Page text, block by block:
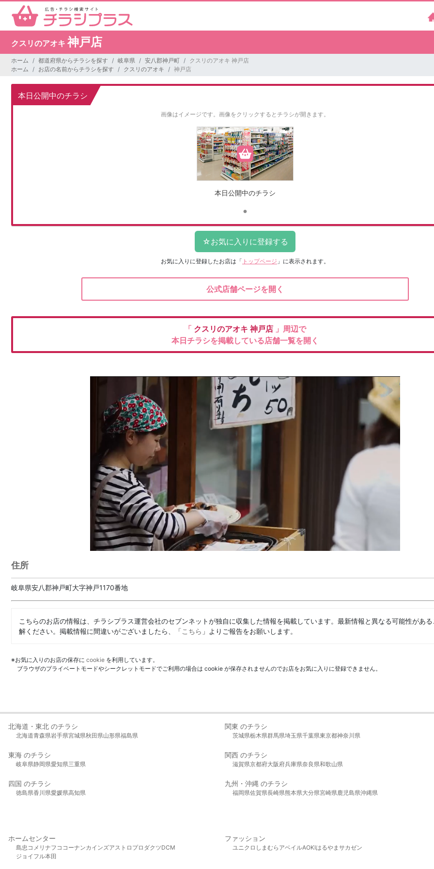
クスリのアオキ神戸店
ホーム 都道府県からチラシを探す 岐阜県 安八郡神戸町
クスリのアオキ 神戸店
ホーム
お店の名前からチラシを探す クスリのアオキ 神戸店
本日公開中のチラシ
画像はイメージです。 画像をクリックするとチラシが開きます。
本日公開中のチラシ
お気に入りに登録したお店は 「 トップページ 」に表示されます。
公式店舗ページを開く
「 クスリのアオキ 神戸店 」周辺で
本日チラシを掲載している店舗一覧を開く
住所
岐阜県安八郡神戸町大字神戸1170番地
こちらのお店の情報は、チラシプラス運営会社のセブンネットが独自に収集した情報を掲載しています。最新情報と異なる可能性があ
解ください。掲載情報に間違いがございましたら、「こちら 」よりご報告をお願いします。
※お気に入りのお店の保存に cookie を利用しています。
ブラウザのプライベートモードやシークレットモードでご利用の場合は cookie が保存されませんのでお店をお気に入りに登録できません。
北海道・東北 のチラシ
北海道青森県岩手県宮城県秋田県山形県福島県
関東 のチラシ
茨城県栃木県群馬県埼玉県千葉県東京都神奈川県
東海 のチラシ
岐阜県静岡県愛知県三重県
関西 のチラシ
滋賀県京都府大阪府兵庫県奈良県和歌山県
四国 のチラシ
徳島県香川県愛媛県高知県
九州・沖縄 のチラシ
福岡県佐賀県長崎県熊本県大分県宮崎県鹿児島県沖縄県
ホームセンター
島忠 コメリ ナフコ コーナンカインズアストロプロダクツDCM
ジョイフル本田
ファッション
ユニクロ しまむら アベイルAOKIはるやま サカゼン